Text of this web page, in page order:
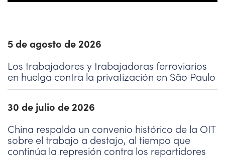
5 de agosto de 2026
Los trabajadores y trabajadoras ferroviarios
en huelga contra la privatización en São Paulo
30 de julio de 2026
China respalda un convenio histórico de la OIT
sobre el trabajo a destajo, al tiempo que
continúa la represión contra los repartidores